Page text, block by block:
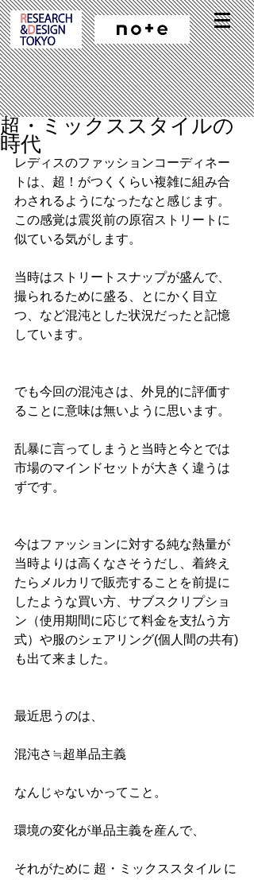
超・ミックススタイルの
時代
レディスのファッションコーディネー
トは、超！がつくくらい複雑に組み合
わされるようになったなと感じます。
この感覚は震災前の原宿ストリートに
似ている気がします。
当時はストリートスナップが盛んで、
撮られるために盛る、とにかく目立
つ、など混沌とした状況だったと記憶
しています。
でも今回の混沌さは、外見的に評価す
ることに意味は無いように思います。
乱暴に言ってしまうと当時と今とでは
市場のマインドセットが大きく違うは
ずです。
今はファッションに対する純な熱量が
当時よりは高くなさそうだし、着終え
たらメルカリで販売することを前提に
したような買い方、サブスクリプショ
ン（使用期間に応じて料金を支払う方
式）や服のシェアリング(個人間の共有)
も出て来ました。
最近思うのは、
混沌さ≒超単品主義
なんじゃないかってこと。
環境の変化が単品主義を産んで、
それがために 超・ミックススタイル に